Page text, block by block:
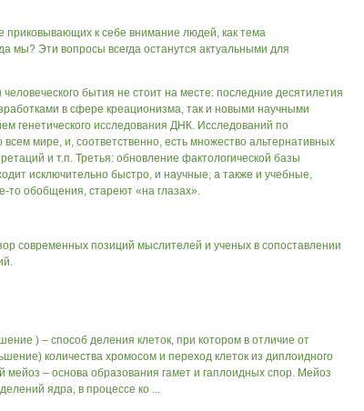
приковывающих к себе внимание людей, как тема
мы? Эти вопросы всегда останутся актуальными для
бытия не стоит на месте: последние десятилетия
в сфере креационизма, так и новыми научными
генетического исследования ДНК. Исследований по
всем мире, и, соответственно, есть множество альтернативных
и т.п. Третья: обновление фактологической базы
исключительно быстро, и научные, а также и учебные,
то обобщения, стареют «на глазах».
современных позиций мыслителей и ученых в сопоставлении
) – способ деления клеток, при котором в отличие от
количества хромосом и переход клеток из диплоидного
мейоз – основа образования гамет и гаплоидных спор. Мейоз
ядра, в процессе ко ...